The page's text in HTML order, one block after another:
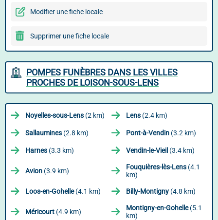
Modifier une fiche locale
Supprimer une fiche locale
POMPES FUNÈBRES DANS LES VILLES
PROCHES DE LOISON-SOUS-LENS
Noyelles-sous-Lens (2 km) Lens (2.4 km)
Sallaumines (2.8 km) Pont-à-Vendin (3.2 km)
Harnes (3.3 km) Vendin-le-Vieil (3.4 km)
Avion (3.9 km) Fouquières-lès-Lens (4.1
km)
Loos-en-Gohelle(4.1 km) Billy-Montigny (4.8 km)
Méricourt (4.9 km) Montigny-en-Gohelle(5.1
km)